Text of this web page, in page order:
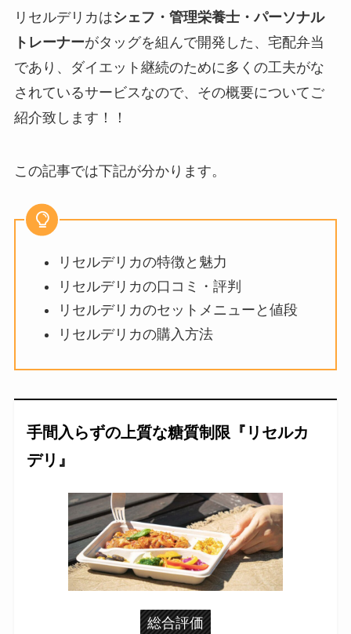
リセルデリカはシェフ・管理栄養士・パーソナル
トレーナーがタッグを組んで開発した、宅配弁当
であり、ダイエット継続のために多くの工夫がな
されているサービスなので、その概要についてご
紹介致します！！
この記事では下記が分かります。
リセルデリカの特徴と魅力
リセルデリカの口コミ・評判
リセルデリカのセットメニューと値段
リセルデリカの購入方法
手間入らずの上質な糖質制限『リセルカ
デリ』
総合評価